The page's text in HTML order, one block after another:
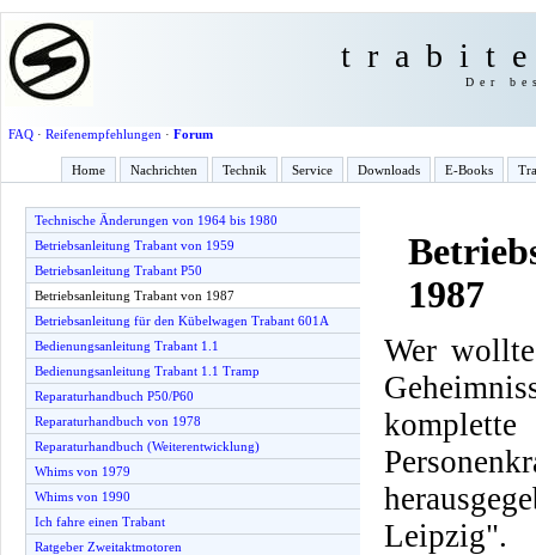
Der
FAQ· Reifenempfehlungen · Forum
Home Nachrichten Technik Service Downloads E-Books
Technische Änderungen von 1964 bis 1980
Betriebsanleitung Trabant von 1959
Betriebsanleitung Trabant P50
Betriebsanleitung Trabant von 1987
Betriebsanleitung für den Kübelwagen Trabant 601A
Bedienungsanleitung Trabant 1.1
Bedienungsanleitung Trabant 1.1 Tramp
Reparaturhandbuch P50/P60
Reparaturhandbuch von 1978
Reparaturhandbuch (Weiterentwicklung)
Whims von 1979
Whims von 1990
Ich fahre einen Trabant
Ratgeber Zweitaktmotoren
1987
Wer
Leipzig".